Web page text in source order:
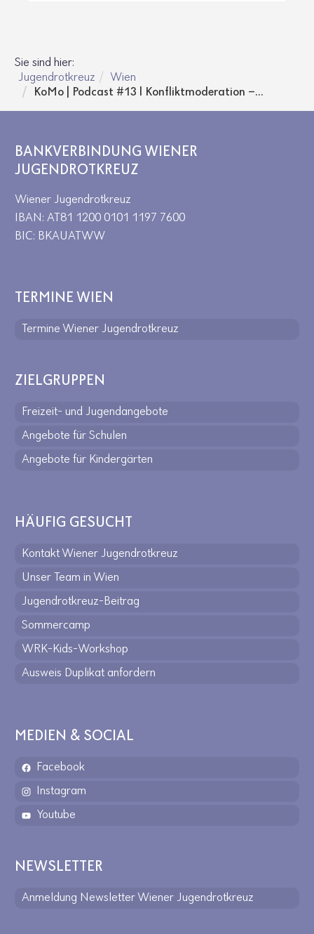
Sie sind hier:
Jugendrotkreuz
Wien
KoMo | Podcast #13 l Konfliktmoderation –...
BANKVERBINDUNG WIENER
JUGENDROTKREUZ
Wiener Jugendrotkreuz
IBAN: AT81 1200 0101 1197 7600
BIC: BKAUATWW
TERMINE WIEN
Termine Wiener Jugendrotkreuz
ZIELGRUPPEN
Freizeit- und Jugendangebote
Angebote für Schulen
Angebote für Kindergärten
HÄUFIG GESUCHT
Kontakt Wiener Jugendrotkreuz
Unser Team in Wien
Jugendrotkreuz-Beitrag
Sommercamp
WRK-Kids-Workshop
Ausweis Duplikat anfordern
MEDIEN & SOCIAL
Facebook
Instagram
Youtube
NEWSLETTER
Anmeldung Newsletter Wiener Jugendrotkreuz